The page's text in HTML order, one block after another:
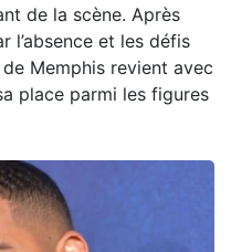
de la scène. Après
l’absence et les défis
Memphis revient avec
place parmi les figures